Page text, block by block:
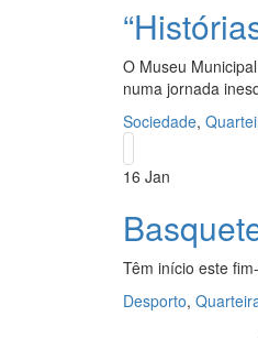
O Museu
numa jornada
Sociedade,
16 Jan
Têm início este
Desporto,